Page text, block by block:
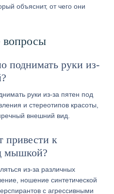
объяснит, от чего они
вопросы
поднимать руки из-
руки из-за пятен под
и стереотипов красоты,
внешний вид.
привести к
мышкой?
из-за различных
ношение синтетической
с агрессивными